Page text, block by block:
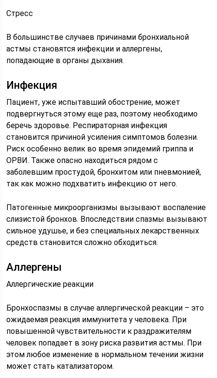
Стресс
В большинстве случаев причинами бронхиальной
астмы становятся инфекции и аллергены,
попадающие в органы дыхания.
Инфекция
Пациент, уже испытавший обострение, может
подвергнуться этому еще раз, поэтому необходимо
беречь здоровье. Респираторная инфекция
становится причиной усиления симптомов болезни.
Риск особенно велик во время эпидемий гриппа и
ОРВИ. Также опасно находиться рядом с
заболевшим простудой, бронхитом или пневмонией,
так как можно подхватить инфекцию от него.
Патогенные микроорганизмы вызывают воспаление
слизистой бронхов. Впоследствии спазмы вызывают
сильное удушье, и без специальных лекарственных
средств становится сложно обходиться.
Аллергены
Аллергические реакции
Бронхоспазмы в случае аллергической реакции – это
ожидаемая реакция иммунитета у человека. При
повышенной чувствительности к раздражителям
человек попадает в зону риска развития астмы. При
этом любое изменение в нормальном течении жизни
может стать катализатором.